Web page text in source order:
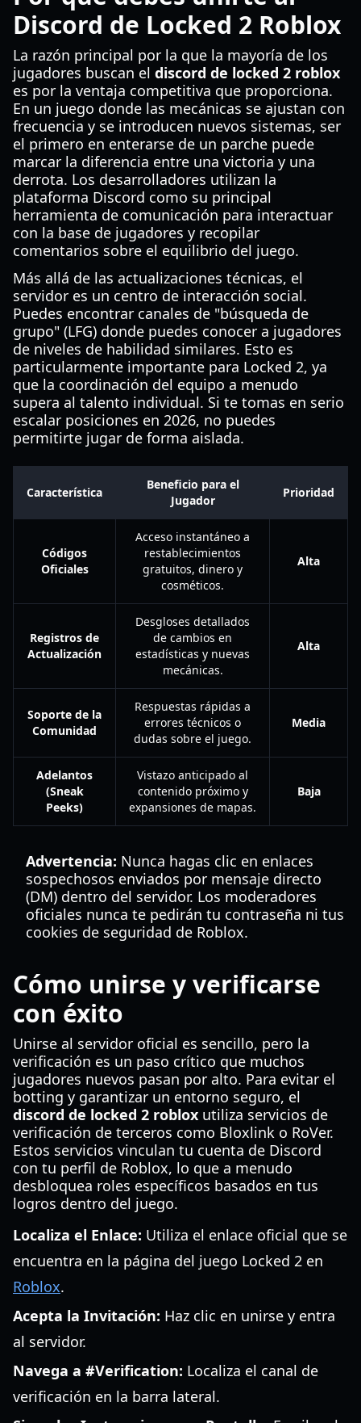
Discord de Locked 2 Roblox
La razón principal por la que la mayoría de los
jugadores buscan el discord de locked 2 roblox
es por la ventaja competitiva que proporciona.
En un juego donde las mecánicas se ajustan con
frecuencia y se introducen nuevos sistemas, ser
el primero en enterarse de un parche puede
marcar la diferencia entre una victoria y una
derrota. Los desarrolladores utilizan la
plataforma Discord como su principal
herramienta de comunicación para interactuar
con la base de jugadores y recopilar
comentarios sobre el equilibrio del juego.
Más allá de las actualizaciones técnicas, el
servidor es un centro de interacción social.
Puedes encontrar canales de "búsqueda de
grupo" (LFG) donde puedes conocer a jugadores
de niveles de habilidad similares. Esto es
particularmente importante para Locked 2, ya
que la coordinación del equipo a menudo
supera al talento individual. Si te tomas en serio
escalar posiciones en 2026, no puedes
permitirte jugar de forma aislada.
Característica
Beneficio para el
Jugador
Prioridad
Códigos
Oficiales
Acceso instantáneo a
restablecimientos
gratuitos, dinero y
cosméticos.
Alta
Registros de
Actualización
Desgloses detallados
de cambios en
estadísticas y nuevas
mecánicas.
Alta
Soporte de la
Comunidad
Respuestas rápidas a
errores técnicos o
dudas sobre el juego.
Media
Adelantos
(Sneak
Peeks)
Vistazo anticipado al
contenido próximo y
expansiones de mapas.
Baja
Advertencia: Nunca hagas clic en enlaces
sospechosos enviados por mensaje directo
(DM) dentro del servidor. Los moderadores
oficiales nunca te pedirán tu contraseña ni tus
cookies de seguridad de Roblox.
Cómo unirse y verificarse
con éxito
Unirse al servidor oficial es sencillo, pero la
verificación es un paso crítico que muchos
jugadores nuevos pasan por alto. Para evitar el
botting y garantizar un entorno seguro, el
discord de locked 2 roblox utiliza servicios de
verificación de terceros como Bloxlink o RoVer.
Estos servicios vinculan tu cuenta de Discord
con tu perfil de Roblox, lo que a menudo
desbloquea roles específicos basados en tus
logros dentro del juego.
Localiza el Enlace: Utiliza el enlace oficial que se
encuentra en la página del juego Locked 2 en
Roblox.
Acepta la Invitación: Haz clic en unirse y entra
al servidor.
Navega a #Verification: Localiza el canal de
verificación en la barra lateral.